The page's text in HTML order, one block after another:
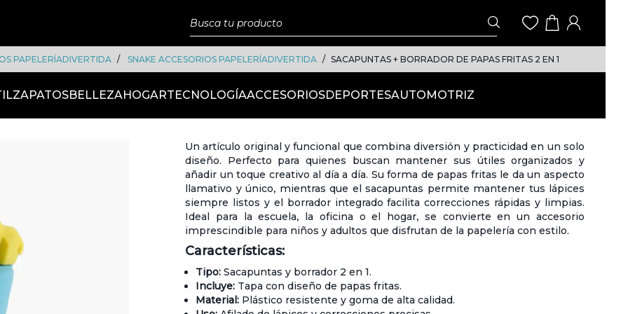
PAPELERÍADIVERTIDA SNAKE ACCESORIOS PAPELERÍADIVERTIDA SACAPUNTAS + BORRADOR DE PAPAS FRITAS 2 EN 1
ZAPATOSBELLEZAHOGARTECNOLOGÍAACCESORIOSDEPORTESAUTOMOTRIZ
Un artículo original y funcional que combina diversión y practicidad en un solo
diseño. Perfecto para quienes buscan mantener sus útiles organizados y
añadir un toque creativo al día a día. Su forma de papas fritas le da un aspecto
llamativo y único, mientras que el sacapuntas permite mantener tus lápices
siempre listos y el borrador integrado facilita correcciones rápidas y limpias.
Ideal para la escuela, la oficina o el hogar, se convierte en un accesorio
imprescindible para niños y adultos que disfrutan de la papelería con estilo.
Características:
Tipo: Sacapuntas y borrador 2 en 1.
Incluye: Tapa con diseño de papas fritas.
Material: Plástico resistente y goma de alta calidad.